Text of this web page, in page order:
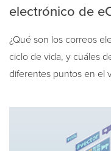
electrónico de
¿Qué son los correos
ciclo de vida, y cuáles
diferentes puntos en el